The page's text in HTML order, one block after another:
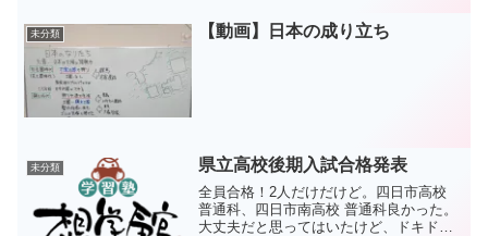
未分類 【動画】日本の成り立ち
未分類 県立高校後期入試合格発表
全員合格！2人だけだけど。四日市高校
普通科、四日市南高校 普通科良かった。
大丈夫だと思ってはいたけど、ドキドキ